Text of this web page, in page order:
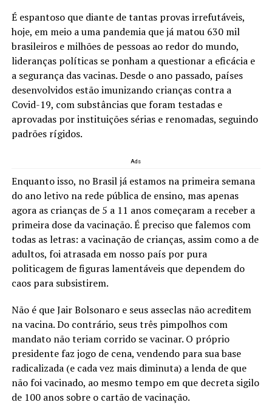
É espantoso que diante de tantas provas irrefutáveis,
hoje, em meio a uma pandemia que já matou 630 mil
brasileiros e milhões de pessoas ao redor do mundo,
lideranças políticas se ponham a questionar a eficácia e
a segurança das vacinas. Desde o ano passado, países
desenvolvidos estão imunizando crianças contra a
Covid-19, com substâncias que foram testadas e
aprovadas por instituições sérias e renomadas, seguindo
padrões rígidos.
Ads
Enquanto isso, no Brasil já estamos na primeira semana
do ano letivo na rede pública de ensino, mas apenas
agora as crianças de 5 a 11 anos começaram a receber a
primeira dose da vacinação. É preciso que falemos com
todas as letras: a vacinação de crianças, assim como a de
adultos, foi atrasada em nosso país por pura
politicagem de figuras lamentáveis que dependem do
caos para subsistirem.
Não é que Jair Bolsonaro e seus asseclas não acreditem
na vacina. Do contrário, seus três pimpolhos com
mandato não teriam corrido se vacinar. O próprio
presidente faz jogo de cena, vendendo para sua base
radicalizada (e cada vez mais diminuta) a lenda de que
não foi vacinado, ao mesmo tempo em que decreta sigilo
de 100 anos sobre o cartão de vacinação.